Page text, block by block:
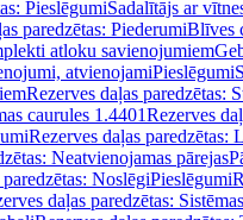
PieslēgumiSadalītājs ar
paredzētas: PiederumiBlīves
atloku savienojumiem
atvienojamiPieslēgumi
Rezerves daļas paredzētas:
caurules 1.4401Rezerves
Rezerves daļas paredzētas:
Neatvienojamas pārejas
NoslēgiPieslēgumi
daļas paredzētas: